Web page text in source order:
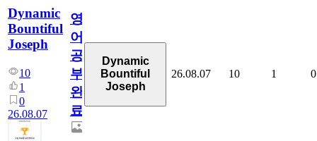
Dynamic
Bountiful
Joseph
10
1
0
26.08.07
영
어
공
부
완
료
Dynamic
Bountiful
Joseph
26.08.07 10 1 0